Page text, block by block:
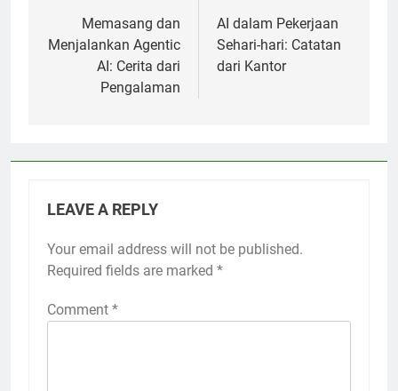
navigation
Memasang dan
Menjalankan Agentic
AI: Cerita dari
Pengalaman
AI dalam Pekerjaan
Sehari-hari: Catatan
dari Kantor
LEAVE A REPLY
Your email address will not be published.
Required fields are marked *
Comment *